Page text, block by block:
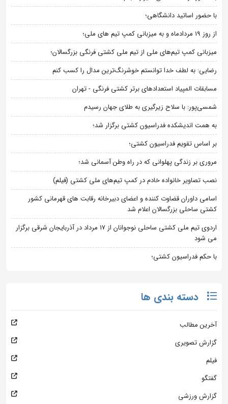
با حضور اساتید دانشگاهی؛
از روز 19 مردادماه و به میزبانی کمپ تیم های ملی؛
میزبانی کمپ تیم‌های ملی از تیم ملی کشتی فرنگی بزرگسالان؛
رضایی: به لطف خدا توانستم خوشرنگ‌ترین مدال را کسب کنم
مسابقات المپیاد استعدادهای برتر کشتی فرنگی - تهران
شمسی‌پور: با سلاح زیرگیری به طلای جهان رسیدم
به همت اندیشکده فدراسیون کشتی برگزار شد؛
بر اساس تقویم فدراسیون کشتی؛
مروری بر زندگی پهلوانی که در راه وطن آسمانی شد؛
نصب تصاویر خانواده خادم در کمپ تیم‌های ملی کشتی (فیلم)
اسامی داوران قضاوت کننده و اعضای دبیرخانه رقابت های قهرمانی کشور
کشتی ساحلی بزرگسالان اعلام شد
اردوی تیم ملی کشتی ساحلی نوجوانان از 17 مرداد در آذربایجان شرقی برگزار
می شود
با حکم فدراسیون کشتی؛
دسته بندی ها
آخرین مطالب
گزارش تصویری
فیلم
گفتگو
گزارش ورزشی